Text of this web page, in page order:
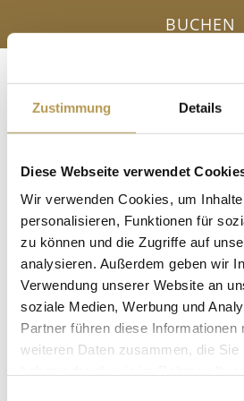
Zustimmung Details
Diese Webseite verwendet
Wir verwenden Cookies, um
personalisieren, Funktionen für
zu können und die Zugriffe auf
analysieren. Außerdem geben wir
Verwendung unserer Website an
soziale Medien, Werbung und
Partner führen diese Informationen
weiteren Daten zusammen, die Sie
IHR VORTEIL -
BUCHEN
« Alle Veranstaltungen
Diese Veranstaltung hat bereits
Eisaufguss mit Esther
26. September 2025, 14:30-14:45
In der Panoramasauna